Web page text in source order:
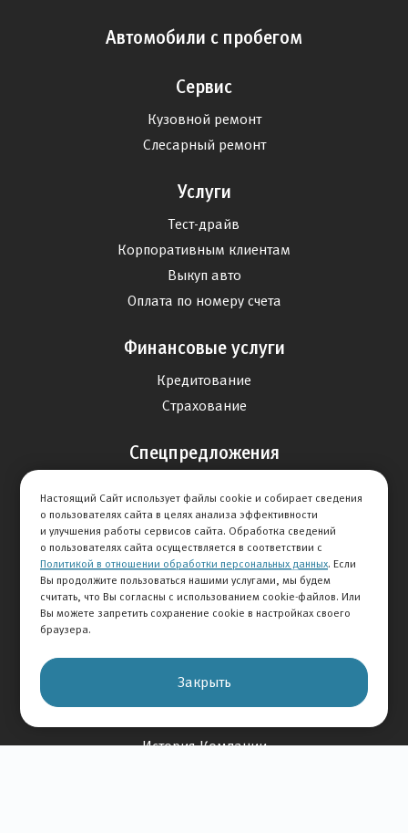
Автомобили с пробегом
Сервис
Кузовной ремонт
Слесарный ремонт
Услуги
Тест-драйв
Корпоративным клиентам
Выкуп авто
Оплата по номеру счета
Финансовые услуги
Кредитование
Страхование
Спецпредложения
Сервис
Дисконтная программа
Отзывы
Оставить отзыв
О Компании
История Компании
Настоящий Сайт использует файлы cookie и собирает сведения
о пользователях сайта в целях анализа эффективности
и улучшения работы сервисов сайта. Обработка сведений
о пользователях сайта осуществляется в соответствии с
Политикой в отношении обработки персональных данных. Если
Вы продолжите пользоваться нашими услугами, мы будем
считать, что Вы согласны с использованием cookie-файлов. Или
Вы можете запретить сохранение cookie в настройках своего
браузера.
Закрыть